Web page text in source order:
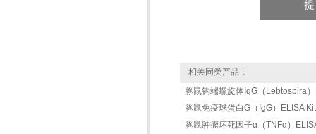
相关同类产品：
豚鼠钩端螺旋体IgG（Lebtospira
豚鼠免疫球蛋白G（IgG）ELISA Kit
豚鼠肿瘤坏死因子α（TNFα）